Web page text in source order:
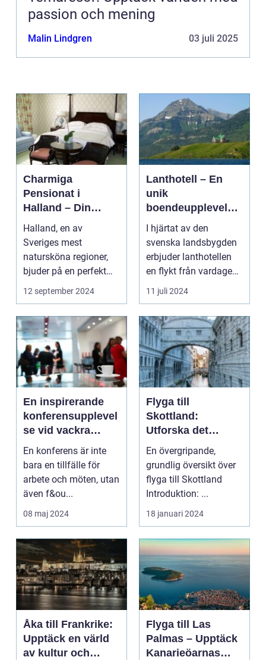
passion och mening
Malin Lindgren 03 juli 2025
Charmiga
Pensionat i
Halland – Din
Guide till Ett
Bekymmersfritt
Getaway
Halland, en av
Sveriges mest
natursköna regioner,
bjuder på en perfekt
kombination av idy...
12 september 2024
Lanthotell – En
unik
boendeupplevelse
i harmoni med
naturen
I hjärtat av den
svenska landsbygden
erbjuder lanthotellen
en flykt från vardagens
hektik...
11 juli 2024
En inspirerande
konferensupplevel
se vid vackra
Tylösand
En konferens är inte
bara en tillfälle för
arbete och möten, utan
även f&ou...
08 maj 2024
Flyga till
Skottland:
Utforska det
vackra landet på
ännu enklast sätt
En övergripande,
grundlig översikt över
flyga till Skottland
Introduktion: ...
18 januari 2024
Åka till Frankrike:
Upptäck en värld
av kultur och
Flyga till Las
Palmas – Upptäck
Kanarieöarnas